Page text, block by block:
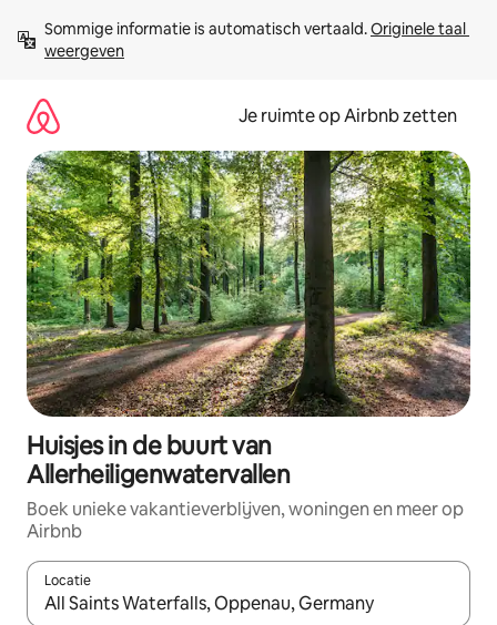
direct
naar
Sommige informatie is automatisch vertaald. Originele taal
weergeven
Je ruimte op Airbnb zetten
Huisjes in de buurt van
Allerheiligenwatervallen
Boek unieke vakantieverblijven, woningen en meer op
Airbnb
Locatie
Wanneer er suggesties beschikbaar zijn, maak je een keuze